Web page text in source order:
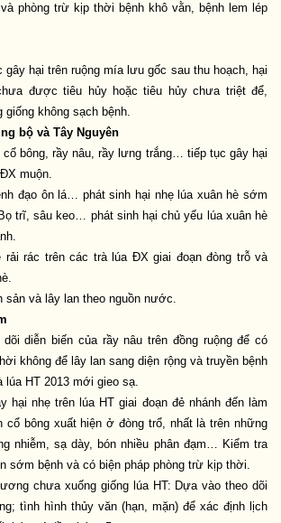
phòng trừ kịp thời bệnh khô vằn, bệnh lem lép
gây hại trên ruộng mía lưu gốc sau thu hoạch, hại
được tiêu hủy hoặc tiêu hủy chưa triệt để,
giống không sạch bệnh.
bộ và Tây Nguyên
cổ bông, rầy nâu, rầy lưng trắng… tiếp tục gây hại
muộn.
đạo ôn lá… phát sinh hại nhẹ lúa xuân hè sớm
trĩ, sâu keo… phát sinh hại chủ yếu lúa xuân hè
rải rác trên các trà lúa ĐX giai đoạn đòng trỗ và
sản và lây lan theo nguồn nước.
diễn biến của rầy nâu trên đồng ruộng để có
không để lây lan sang diện rộng và truyền bệnh
lúa HT 2013 mới gieo sạ.
hại nhẹ trên lúa HT giai đoạn đẻ nhánh đến làm
cổ bông xuất hiện ở đòng trổ, nhất là trên những
nhiễm, sạ dày, bón nhiều phân đạm… Kiểm tra
sớm bệnh và có biện pháp phòng trừ kịp thời.
chưa xuống giống lúa HT: Dựa vào theo dõi
tình hình thủy văn (hạn, mặn) để xác định lịch